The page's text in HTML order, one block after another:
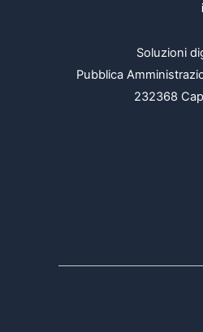
Soluzioni
Pubblica
232368